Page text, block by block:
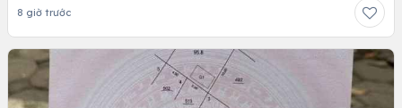
8 giờ trước